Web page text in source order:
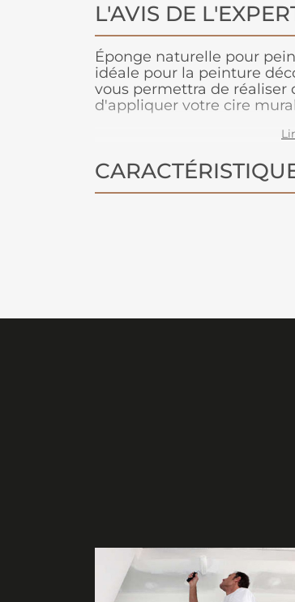
L'AVIS DE
Éponge naturelle pour
idéale pour la peinture
vous permettra de réaliser
d'appliquer votre cire